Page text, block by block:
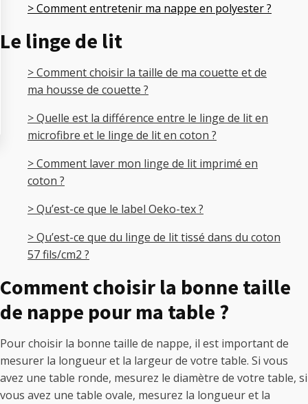
> Comment entretenir ma nappe en polyester ?
Le linge de lit
> Comment choisir la taille de ma couette et de
ma housse de couette ?
> Quelle est la différence entre le linge de lit en
microfibre et le linge de lit en coton ?
> Comment laver mon linge de lit imprimé en
coton ?
> Qu’est-ce que le label Oeko-tex ?
> Qu’est-ce que du linge de lit tissé dans du coton
57 fils/cm2 ?
Comment choisir la bonne taille
de nappe pour ma table ?
Pour choisir la bonne taille de nappe, il est important de
mesurer la longueur et la largeur de votre table. Si vous
avez une table ronde, mesurez le diamètre de votre table, si
vous avez une table ovale, mesurez la longueur et la